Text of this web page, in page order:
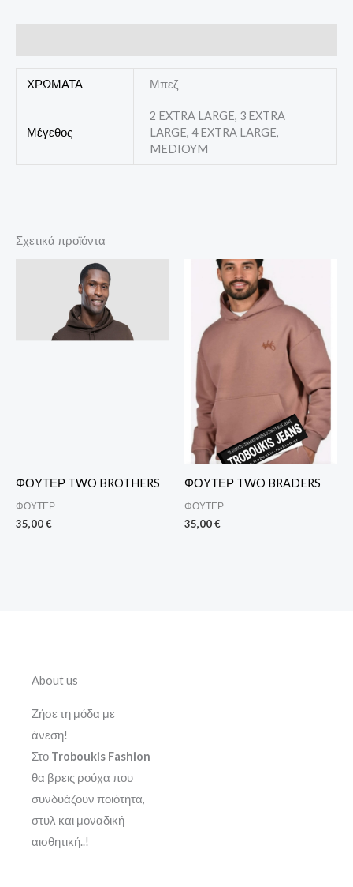
ΧΡΩΜΑΤΑ Μπεζ
Μέγεθος
2 EXTRA LARGE, 3 EXTRA
LARGE, 4 EXTRA LARGE,
MEDIOYM
Σχετικά προϊόντα
ΦΟΥΤΕΡ TWO BROTHERS
ΦΟΥΤΕΡ
35,00€
ΦΟΥΤΕΡ TWO BRADERS
ΦΟΥΤΕΡ
35,00€
About us
Ζήσε τη μόδα με
άνεση!
Στο Troboukis Fashion
θα βρεις ρούχα που
συνδυάζουν ποιότητα,
στυλ και μοναδική
αισθητική..!